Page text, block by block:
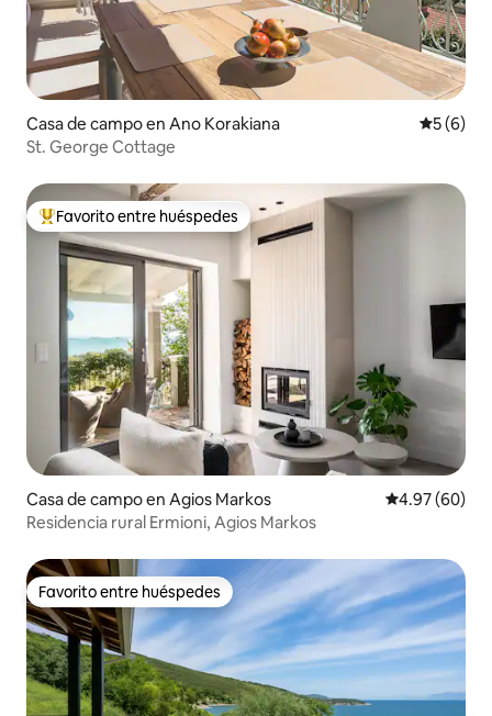
Casa de campo en Ano Korakiana
5 (6)
St. George Cottage
Favorito entre huéspedes preferido
Favorito entre huéspedes
Casa de campo en Agios Markos Calificación
4.97 (60)
Residencia rural Ermioni, Agios Markos
Favorito entre huéspedes
Favorito entre huéspedes